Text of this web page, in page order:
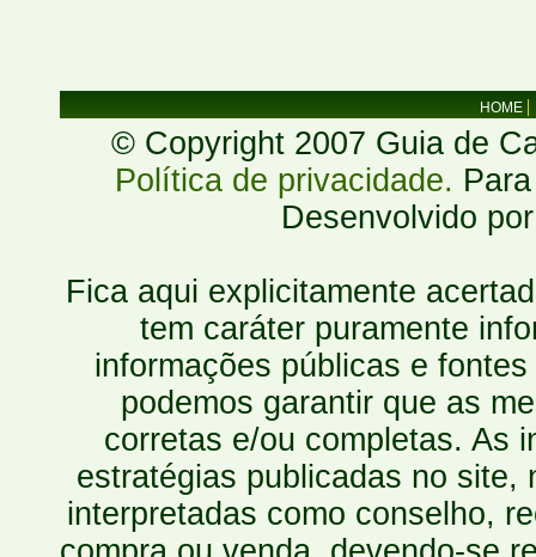
HOME
© Copyright 2007 Guia de
Política de privacidade.
Desenvolvido
Fica aqui explicitamente
tem caráter puramente
informações públicas e
podemos garantir que as
corretas e/ou completas. As
estratégias publicadas no site,
interpretadas como conselho,